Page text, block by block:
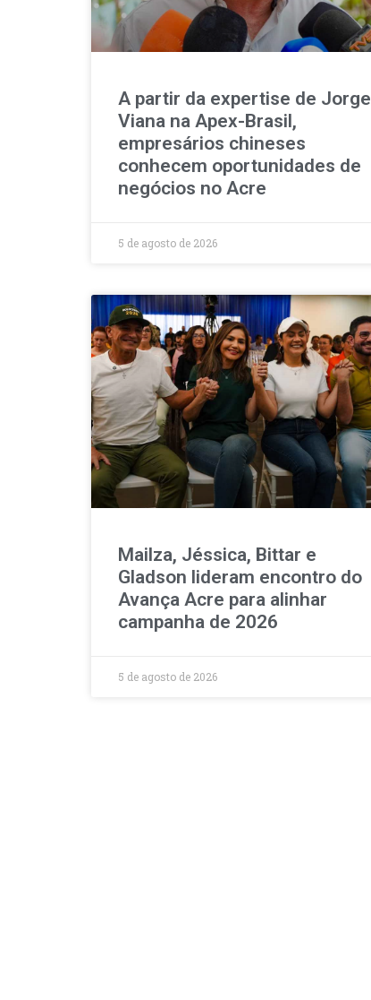
A partir da expertise de Jorge
Viana na Apex-Brasil,
empresários chineses
conhecem oportunidades de
negócios no Acre
5 de agosto de 2026
Mailza, Jéssica, Bittar e
Gladson lideram encontro do
Avança Acre para alinhar
campanha de 2026
5 de agosto de 2026